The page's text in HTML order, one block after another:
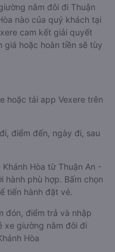
nằm đôi đi Thuận
nào của quý khách tại
cam kết giải quyết
giá hoặc hoàn tiền sẽ tùy
hoặc tải app Vexere trên
điểm đến, ngày đi, sau
Hòa từ Thuận An -
hành phù hợp. Bấm chọn
tiến hành đặt vé.
đón, điểm trả và nhập
xe giường nằm đôi đi
Hòa